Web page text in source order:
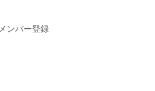
メンバー登録